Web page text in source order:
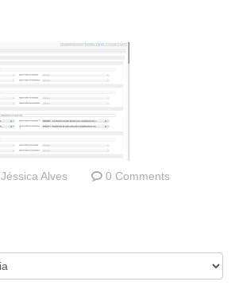
Jéssica Alves 0 Comments